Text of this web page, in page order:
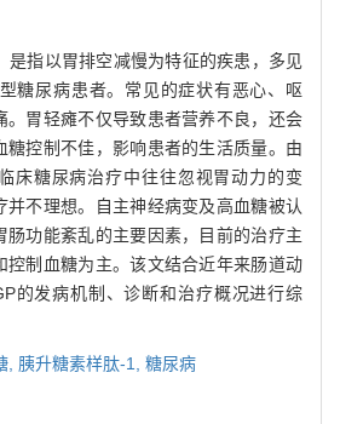
是指以胃排空减慢为特征的疾患，多见
糖尿病患者。常见的症状有恶心、呕
。胃轻瘫不仅导致患者营养不良，还会
糖控制不佳，影响患者的生活质量。由
床糖尿病治疗中往往忽视胃动力的变
并不理想。自主神经病变及高血糖被认
肠功能紊乱的主要因素，目前的治疗主
控制血糖为主。该文结合近年来肠道动
的发病机制、诊断和治疗概况进行综
, 胰升糖素样肽-1, 糖尿病